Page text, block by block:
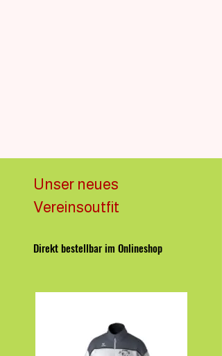
Unser neues
Vereinsoutfit
Direkt bestellbar im Onlineshop